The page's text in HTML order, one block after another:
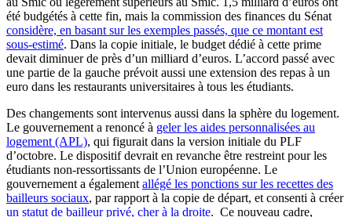
été budgétés à cette fin, mais la commission des finances du Sénat
considère, en basant sur les exemples passés, que ce montant est
sous-estimé. Dans la copie initiale, le budget dédié à cette prime
devait diminuer de près d’un milliard d’euros. L’accord passé avec
une partie de la gauche prévoit aussi une extension des repas à un
euro dans les restaurants universitaires à tous les étudiants.
Des changements sont intervenus aussi dans la sphère du logement.
Le gouvernement a renoncé à geler les aides personnalisées au
logement (APL), qui figurait dans la version initiale du PLF
d’octobre. Le dispositif devrait en revanche être restreint pour les
étudiants non-ressortissants de l’Union européenne. Le
gouvernement a également allégé les ponctions sur les recettes des
bailleurs sociaux, par rapport à la copie de départ, et consenti à créer
un statut de bailleur privé, cher à la droite. Ce nouveau cadre,